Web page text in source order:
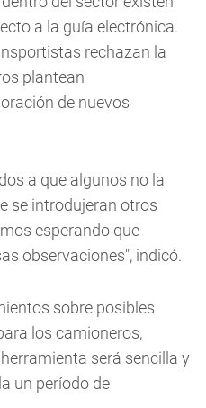
a la guía electrónica.
rechazan la
plantean
de nuevos
a que algunos no la
se introdujeran otros
esperando que
observaciones", indicó.
sobre posibles
los camioneros,
será sencilla y
un período de